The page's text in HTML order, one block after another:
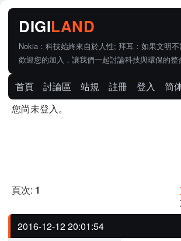
Nokia：科技始終來自於人性; 拜耳：如果文明
歡迎您的加入，讓我們一起討論科技與環保的整
首頁 討論區 站規 註冊 登入 简
您尚未登入。
頁次: 1
2016-12-12 20:01:54